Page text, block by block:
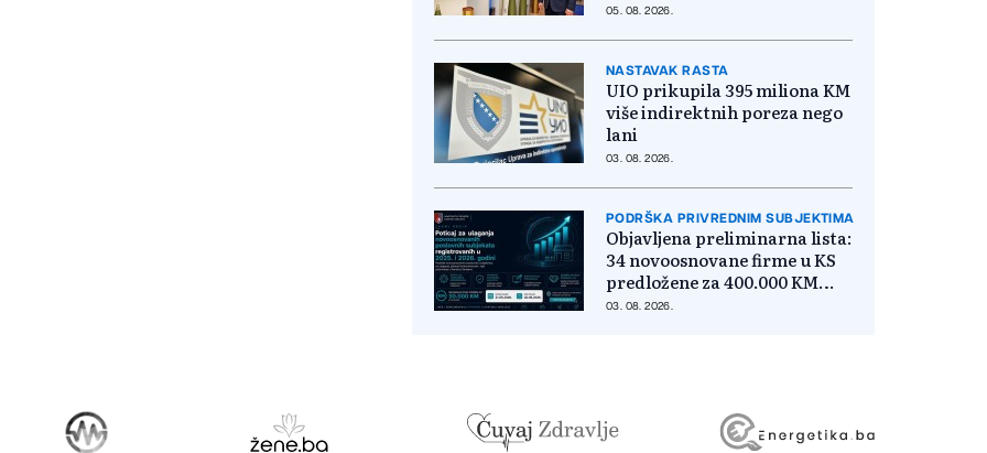
05. 08. 2026.
NASTAVAK RASTA
UIO prikupila 395 miliona KM
više indirektnih poreza nego
lani
03. 08. 2026.
PODRŠKA PRIVREDNIM SUBJEKTIMA
Objavljena preliminarna lista:
34 novoosnovane firme u KS
predložene za 400.000 KM
poticaja
03. 08. 2026.